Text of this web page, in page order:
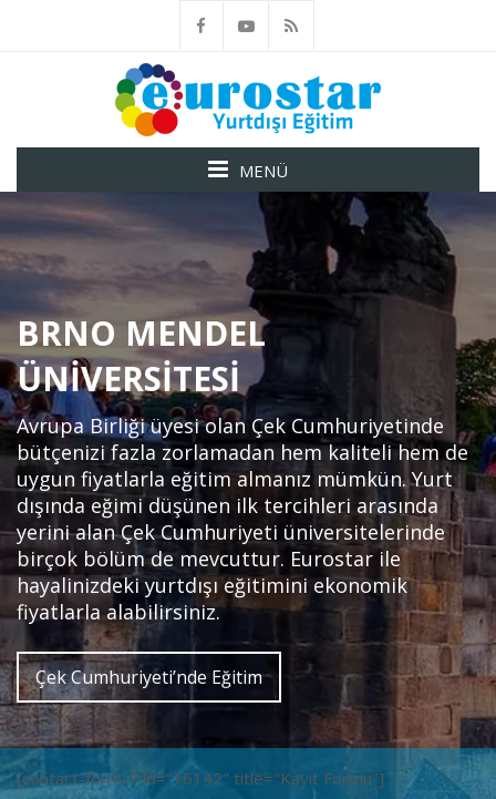
MENÜ
BRNO MENDEL
ÜNIVERSITESI
Avrupa Birliği üyesi olan Çek Cumhuriyetinde
bütçenizi fazla zorlamadan hem kaliteli hem de
uygun fiyatlarla eğitim almanız mümkün. Yurt
dışında eğimi düşünen ilk tercihleri arasında
yerini alan Çek Cumhuriyeti üniversitelerinde
birçok bölüm de mevcuttur. Eurostar ile
hayalinizdeki yurtdışı eğitimini ekonomik
fiyatlarla alabilirsiniz.
Çek Cumhuriyeti’nde Eğitim
[contact-form-7 id="16142" title="Kayıt Formu"]